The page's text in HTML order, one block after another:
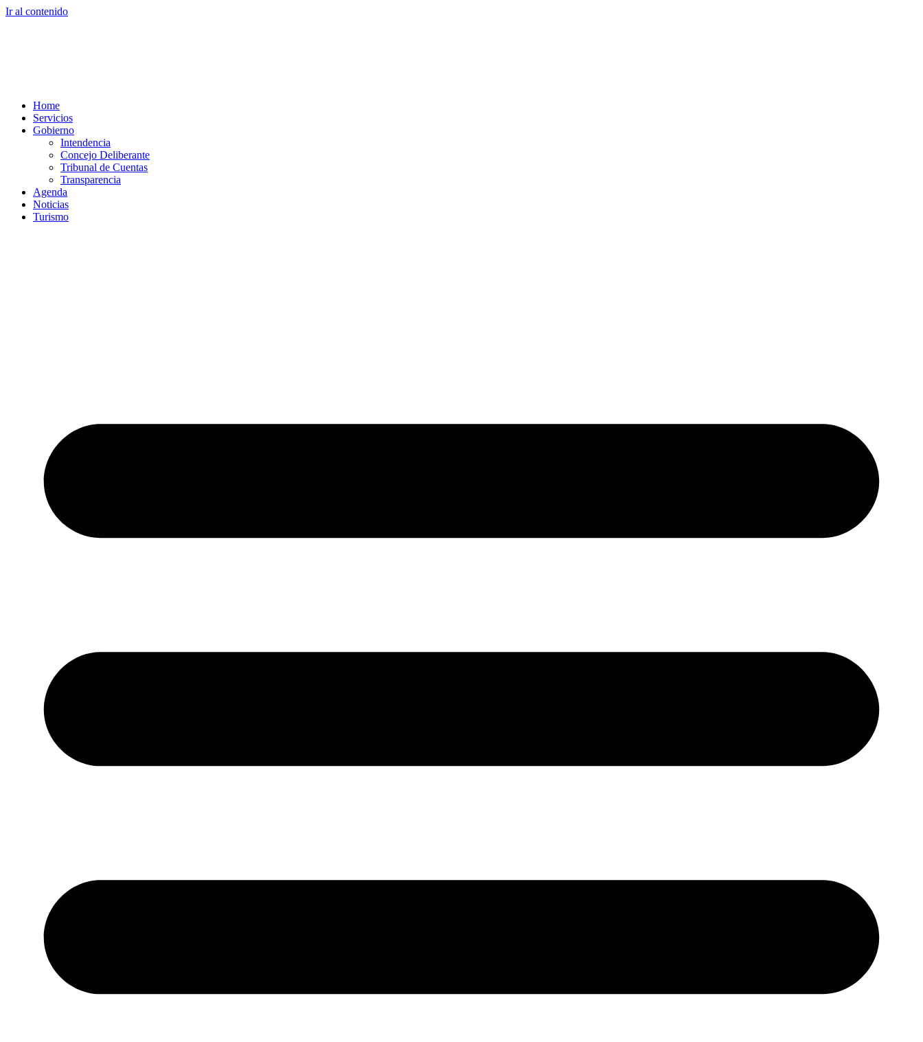
Ir al contenido
Home
Servicios
Gobierno
Intendencia
Concejo Deliberante
Tribunal de Cuentas
Transparencia
Agenda
Noticias
Turismo